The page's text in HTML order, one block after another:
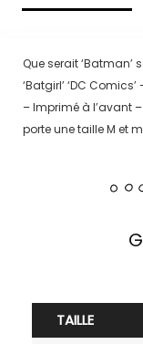
Que serait ‘Batman’
‘Batgirl’ ‘DC
– Imprimé à l’avant
porte une taille M et
TAILLE